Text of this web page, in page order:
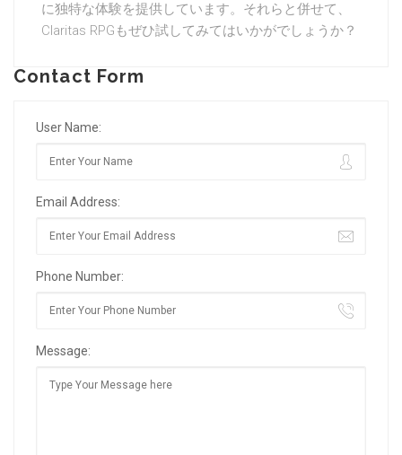
に独特な体験を提供しています。それらと併せて、
Claritas RPGもぜひ試してみてはいかがでしょうか？
Contact Form
User Name:
Email Address:
Phone Number:
Message: